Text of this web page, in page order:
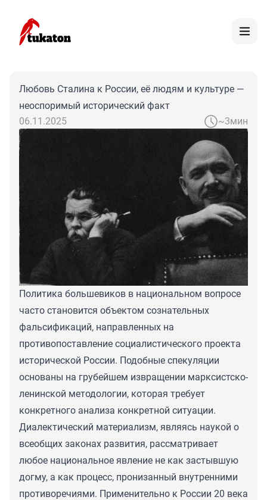
Любовь Сталина к России, её людям и культуре —
неоспоримый исторический факт
06.11.2025
~3мин
Политика большевиков в национальном вопросе
часто становится объектом сознательных
фальсификаций, направленных на
противопоставление социалистического проекта
исторической России. Подобные спекуляции
основаны на грубейшем извращении марксистско-
ленинской методологии, которая требует
конкретного анализа конкретной ситуации.
Диалектический материализм, являясь наукой о
всеобщих законах развития, рассматривает
любое национальное явление не как застывшую
догму, а как процесс, пронизанный внутренними
противоречиями. Применительно к России 20 века